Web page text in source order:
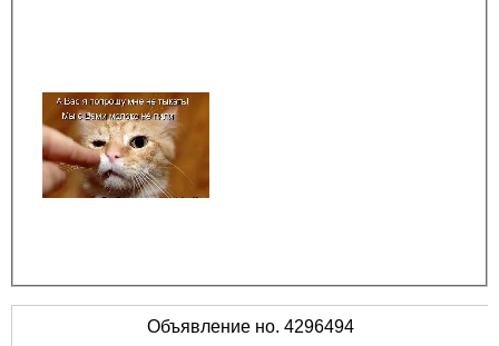
Объявление но. 4296494